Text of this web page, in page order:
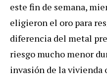
este fin de semana,
eligieron el oro para
diferencia del metal
riesgo mucho menor
invasión de la vivienda